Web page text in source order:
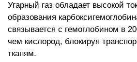
Угарный газ обладает высокой
образования
связывается с гемоглобином в
чем кислород, блокируя
тканям.